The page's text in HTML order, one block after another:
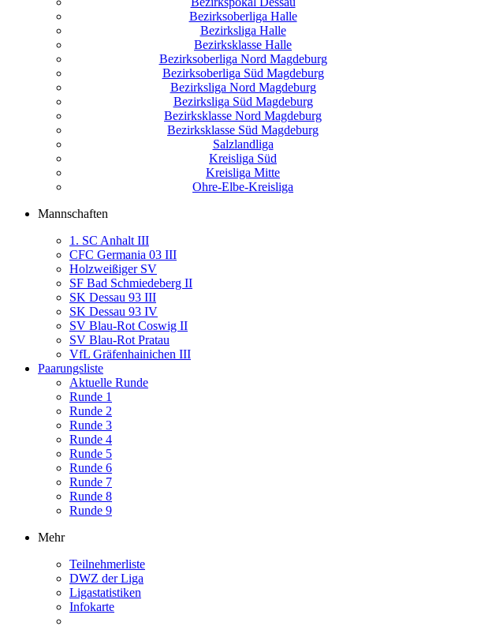
Bezirksoberliga Halle
Bezirksliga Halle
Bezirksklasse Halle
Bezirksoberliga Nord Magdeburg
Bezirksoberliga Süd Magdeburg
Bezirksliga Nord Magdeburg
Bezirksliga Süd Magdeburg
Bezirksklasse Nord Magdeburg
Bezirksklasse Süd Magdeburg
Salzlandliga
Kreisliga Süd
Kreisliga Mitte
Ohre-Elbe-Kreisliga
Mannschaften
1. SC Anhalt III
CFC Germania 03 III
Holzweißiger SV
SF Bad Schmiedeberg II
SK Dessau 93 III
SK Dessau 93 IV
SV Blau-Rot Coswig II
SV Blau-Rot Pratau
VfL Gräfenhainichen III
Paarungsliste
Aktuelle Runde
Runde 1
Runde 2
Runde 3
Runde 4
Runde 5
Runde 6
Runde 7
Runde 8
Runde 9
Mehr
Teilnehmerliste
DWZ der Liga
Ligastatistiken
Infokarte